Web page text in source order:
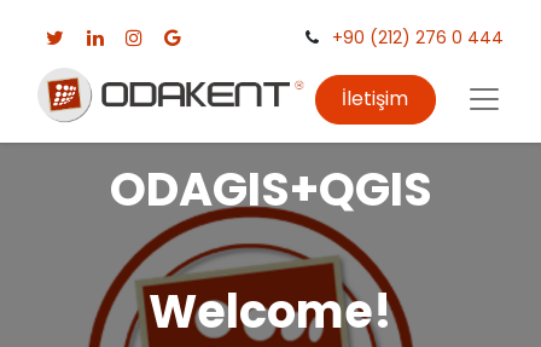
+90 (212) 276 0 444
İletişim
ODAGIS+QGIS
Welcome!